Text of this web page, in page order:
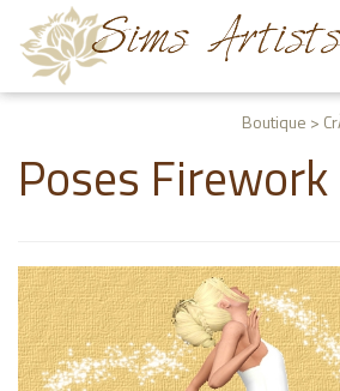
Boutique >
Poses Firework